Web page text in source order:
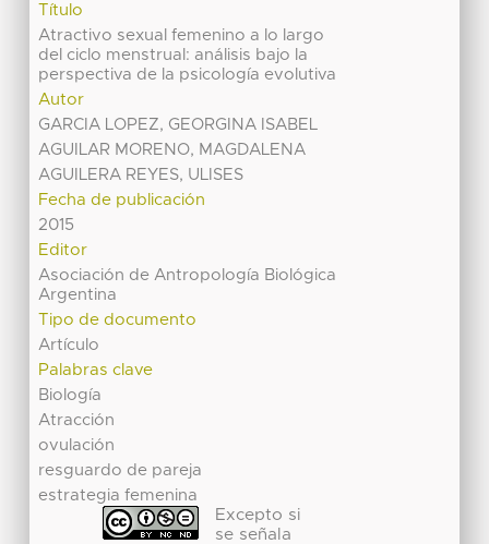
Título
Atractivo sexual femenino a lo largo
del ciclo menstrual: análisis bajo la
perspectiva de la psicología evolutiva
Autor
GARCIA LOPEZ, GEORGINA ISABEL
AGUILAR MORENO, MAGDALENA
AGUILERA REYES, ULISES
Fecha de publicación
2015
Editor
Asociación de Antropología Biológica
Argentina
Tipo de documento
Artículo
Palabras clave
Biología
Atracción
ovulación
resguardo de pareja
estrategia femenina
Excepto si
se señala